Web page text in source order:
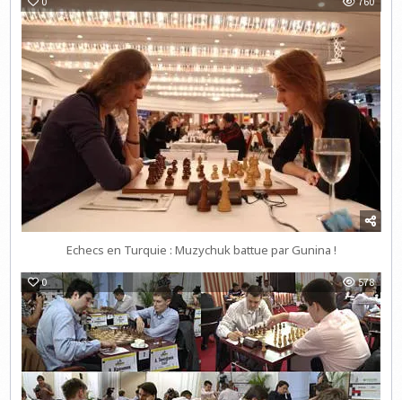
Echecs en Turquie : Muzychuk battue par Gunina !
0 578